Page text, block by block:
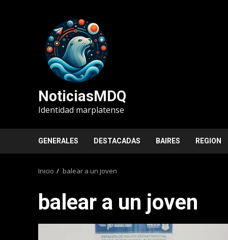
NoticiasMDQ
Identidad marplatense
GENERALES DESTACADAS BAIRES REGION
Inicio balear a un joven
balear a un joven